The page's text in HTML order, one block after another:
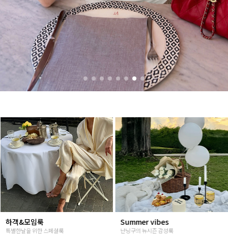
Summer vibes
난닝구의 뉴시즌 감성룩
베스트재진행
고객님들이 인정해주신 Steady seller